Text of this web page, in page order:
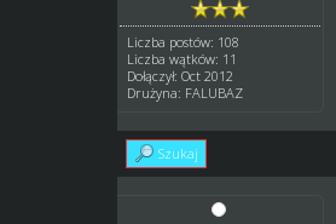
Liczba postów: 108
Liczba wątków: 11
Dołączył: Oct 2012
Drużyna: FALUBAZ
Szukaj